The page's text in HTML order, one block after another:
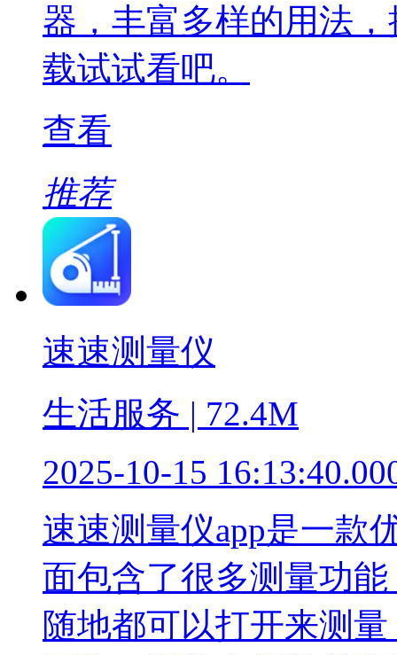
器，丰富多样的用法
载试试看吧。
查看
推荐
速速测量仪
生活服务 | 72.4M
2025-10-15
速速测量仪app是一款
面包含了很多测量功
随地都可以打开来测